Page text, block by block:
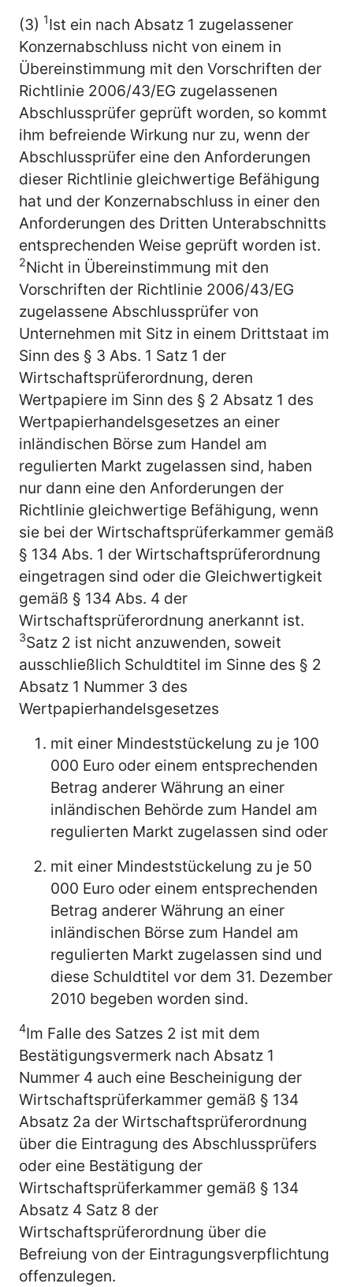
(3) 1Ist ein nach Absatz 1 zugelassener
Konzernabschluss nicht von einem in
Übereinstimmung mit den Vorschriften der
Richtlinie 2006/43/EG zugelassenen
Abschlussprüfer geprüft worden, so kommt
ihm befreiende Wirkung nur zu, wenn der
Abschlussprüfer eine den Anforderungen
dieser Richtlinie gleichwertige Befähigung
hat und der Konzernabschluss in einer den
Anforderungen des Dritten Unterabschnitts
entsprechenden Weise geprüft worden ist.
2Nicht in Übereinstimmung mit den
Vorschriften der Richtlinie 2006/43/EG
zugelassene Abschlussprüfer von
Unternehmen mit Sitz in einem Drittstaat im
Sinn des § 3 Abs. 1 Satz 1 der
Wirtschaftsprüferordnung, deren
Wertpapiere im Sinn des § 2 Absatz 1 des
Wertpapierhandelsgesetzes an einer
inländischen Börse zum Handel am
regulierten Markt zugelassen sind, haben
nur dann eine den Anforderungen der
Richtlinie gleichwertige Befähigung, wenn
sie bei der Wirtschaftsprüferkammer gemäß
§ 134 Abs. 1 der Wirtschaftsprüferordnung
eingetragen sind oder die Gleichwertigkeit
gemäß § 134 Abs. 4 der
Wirtschaftsprüferordnung anerkannt ist.
3Satz 2 ist nicht anzuwenden, soweit
ausschließlich Schuldtitel im Sinne des § 2
Absatz 1 Nummer 3 des
Wertpapierhandelsgesetzes
mit einer Mindeststückelung zu je 100
000 Euro oder einem entsprechenden
Betrag anderer Währung an einer
inländischen Behörde zum Handel am
regulierten Markt zugelassen sind oder
mit einer Mindeststückelung zu je 50
000 Euro oder einem entsprechenden
Betrag anderer Währung an einer
inländischen Börse zum Handel am
regulierten Markt zugelassen sind und
diese Schuldtitel vor dem 31. Dezember
2010 begeben worden sind.
4Im Falle des Satzes 2 ist mit dem
Bestätigungsvermerk nach Absatz 1
Nummer 4 auch eine Bescheinigung der
Wirtschaftsprüferkammer gemäß § 134
Absatz 2a der Wirtschaftsprüferordnung
über die Eintragung des Abschlussprüfers
oder eine Bestätigung der
Wirtschaftsprüferkammer gemäß § 134
Absatz 4 Satz 8 der
Wirtschaftsprüferordnung über die
Befreiung von der Eintragungsverpflichtung
offenzulegen.